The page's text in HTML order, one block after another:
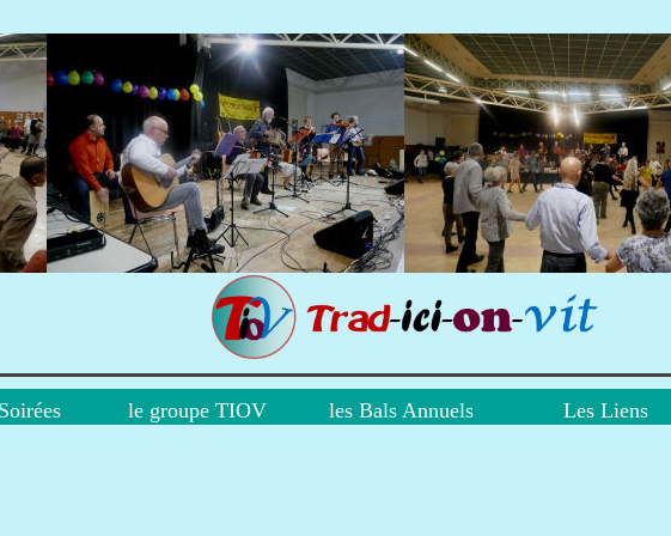
le groupe TIOV
le groupe TIOV les Bals Annuels
les Bals Annuels Les Liens
Les Liens